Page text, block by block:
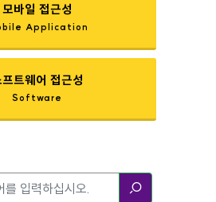
모바일 접근성
Application
트웨어 접근성
Software